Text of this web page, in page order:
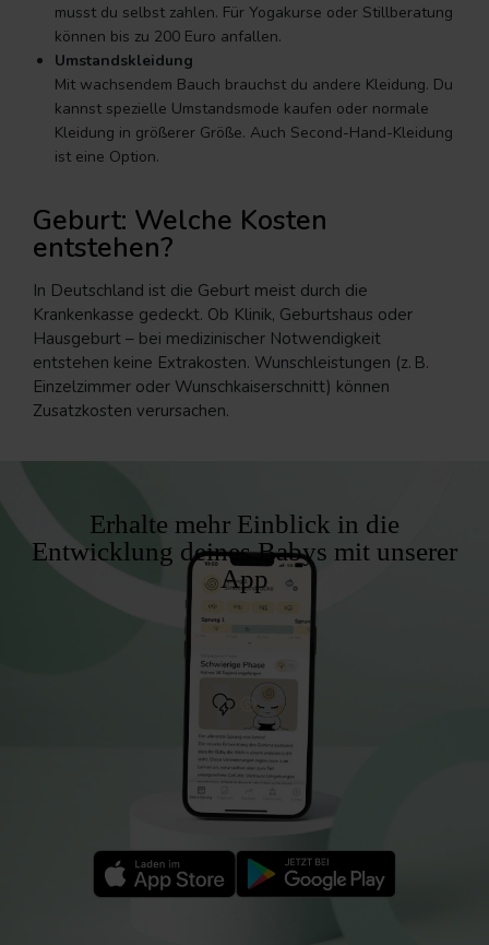
musst du selbst zahlen. Für Yogakurse oder Stillberatung
können bis zu 200 Euro anfallen.
Umstandskleidung
Mit wachsendem Bauch brauchst du andere Kleidung. Du
kannst spezielle Umstandsmode kaufen oder normale
Kleidung in größerer Größe. Auch Second-Hand-Kleidung
ist eine Option.
Geburt: Welche Kosten
entstehen?
In Deutschland ist die Geburt meist durch die
Krankenkasse gedeckt. Ob Klinik, Geburtshaus oder
Hausgeburt – bei medizinischer Notwendigkeit
entstehen keine Extrakosten. Wunschleistungen (z. B.
Einzelzimmer oder Wunschkaiserschnitt) können
Zusatzkosten verursachen.
Erhalte mehr Einblick in die
Entwicklung deines Babys mit unserer
App